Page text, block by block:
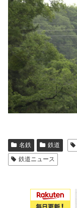
名鉄 鉄道
鉄道ニュース